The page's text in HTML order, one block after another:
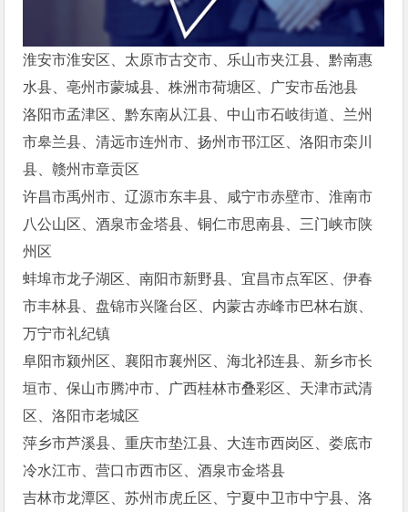
淮安市淮安区、太原市古交市、乐山市夹江县、黔南惠
水县、亳州市蒙城县、株洲市荷塘区、广安市岳池县
洛阳市孟津区、黔东南从江县、中山市石岐街道、兰州
市皋兰县、清远市连州市、扬州市邗江区、洛阳市栾川
县、赣州市章贡区
许昌市禹州市、辽源市东丰县、咸宁市赤壁市、淮南市
八公山区、酒泉市金塔县、铜仁市思南县、三门峡市陕
州区
蚌埠市龙子湖区、南阳市新野县、宜昌市点军区、伊春
市丰林县、盘锦市兴隆台区、内蒙古赤峰市巴林右旗、
万宁市礼纪镇
阜阳市颍州区、襄阳市襄州区、海北祁连县、新乡市长
垣市、保山市腾冲市、广西桂林市叠彩区、天津市武清
区、洛阳市老城区
萍乡市芦溪县、重庆市垫江县、大连市西岗区、娄底市
冷水江市、营口市西市区、酒泉市金塔县
吉林市龙潭区、苏州市虎丘区、宁夏中卫市中宁县、洛